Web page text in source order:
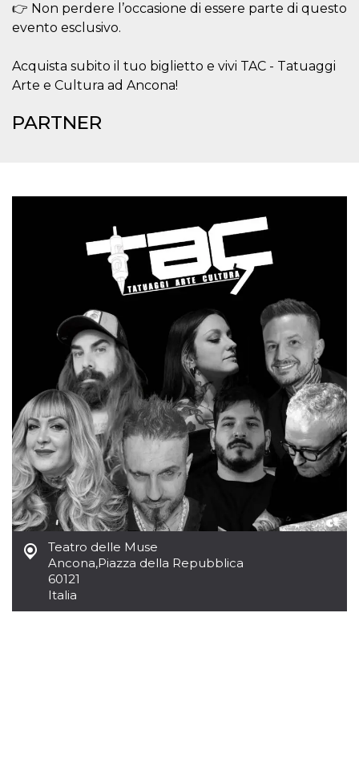
Teatro delle Muse
Ancona,Piazza della Repubblica
60121
Italia
👉 Non perdere l’occasione di essere parte di questo
evento esclusivo.
Acquista subito il tuo biglietto e vivi TAC - Tatuaggi
Arte e Cultura ad Ancona!
PARTNER